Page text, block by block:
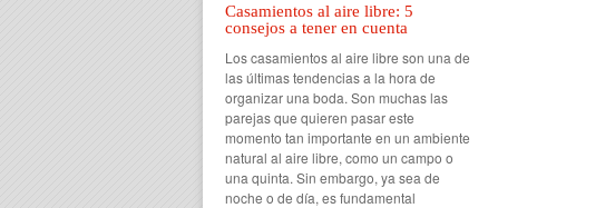
Casamientos al aire libre: 5
consejos a tener en cuenta
Los casamientos al aire libre son una de
las últimas tendencias a la hora de
organizar una boda. Son muchas las
parejas que quieren pasar este
momento tan importante en un ambiente
natural al aire libre, como un campo o
una quinta. Sin embargo, ya sea de
noche o de día, es fundamental